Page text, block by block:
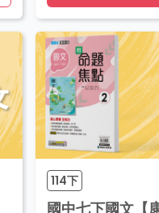
114下
國中七下國文【